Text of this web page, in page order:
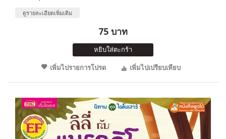
ดูรายละเอียดเพิ่มเติม
75 บาท
หยิบใส่ตะกร้า
เพิ่มไปรายการโปรด
เพิ่มไปเปรียบเทียบ